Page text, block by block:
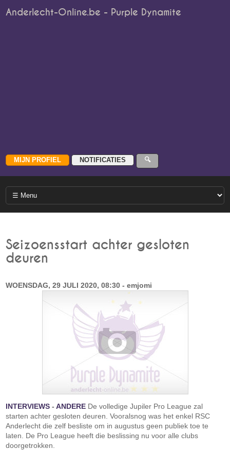
Anderlecht-Online.be - Purple Dynamite
Seizoensstart achter gesloten
deuren
WOENSDAG, 29 JULI 2020, 08:30 - emjomi
INTERVIEWS -ANDERE De volledige Jupiler Pro League zal
starten achter gesloten deuren. Vooralsnog was het enkel RSC
Anderlecht die zelf besliste om in augustus geen publiek toe te
laten. De Pro League heeft die beslissing nu voor alle clubs
doorgetrokken.